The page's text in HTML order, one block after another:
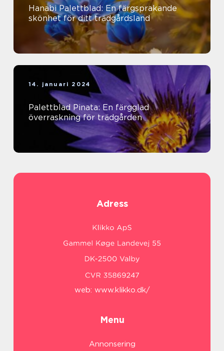
Hanabi Palettblad: En färgsprakande
skönhet för ditt trädgårdsland
14. januari 2024
Palettblad Pinata: En färgglad
överraskning för trädgården
Adress
web: www.klikko.dk/
Menu
Annonsering